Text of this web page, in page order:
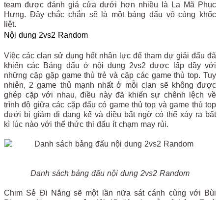
team được đánh giá cửa dưới hơn nhiều là La Mã Phục
Hưng. Đây chắc chắn sẽ là một bảng đấu vô cùng khốc
liệt.
Nội dung 2vs2 Random
Việc các clan sử dụng hết nhân lực để tham dự giải đấu đã
khiến các Bảng đấu ở nội dung 2vs2 được lấp đầy với
những cặp gặp game thủ trẻ và cặp các game thủ top. Tuy
nhiên, 2 game thủ mạnh nhất ở mỗi clan sẽ không được
ghép cặp với nhau, điều này đã khiến sự chênh lệch về
trình độ giữa các cặp đấu có game thủ top và game thủ top
dưới bị giảm đi đang kể và điều bất ngờ có thể xảy ra bất
kì lúc nào với thể thức thi đấu ít chạm may rủi.
Danh sách bảng đấu nội dung 2vs2 Random
Chim Sẻ Đi Nắng sẽ một lần nữa sát cánh cùng với Bùi